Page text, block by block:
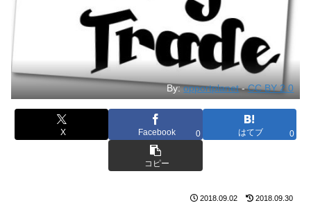
By:opportplanet-CC BY 2.0
X Facebook 0 はてブ 0
コピー
2018.09.02 2018.09.30